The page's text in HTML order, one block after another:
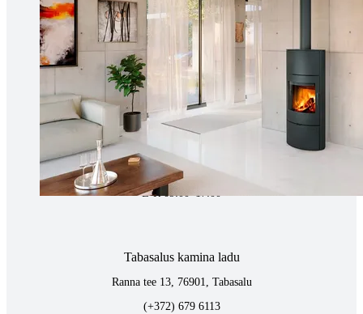
kaminakoda@kaminakoda.ee
E-R 10:00-18:30
Tartus kivi töötlemine
Tähe 127E, Tartu
(+372) 747 7107
vaino@raidkivi.ee
E-R 09:00–17:00
Tabasalus kamina ladu
Ranna tee 13, 76901, Tabasalu
(+372) 679 6113